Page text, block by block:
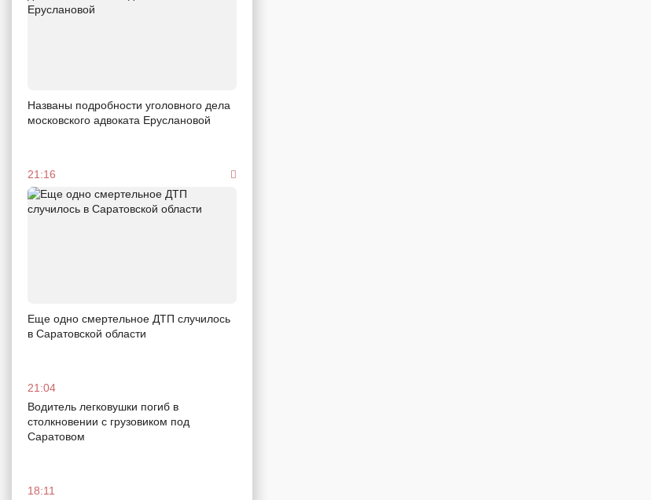
Названы подробности уголовного дела
московского адвоката Еруслановой
21:16
Еще одно смертельное ДТП случилось
в Саратовской области
21:04
Водитель легковушки погиб в
столкновении с грузовиком под
Саратовом
18:11